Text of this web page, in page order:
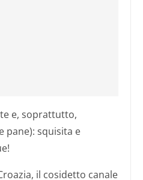
e, soprattutto,
pane): squisita e
il cosidetto canale